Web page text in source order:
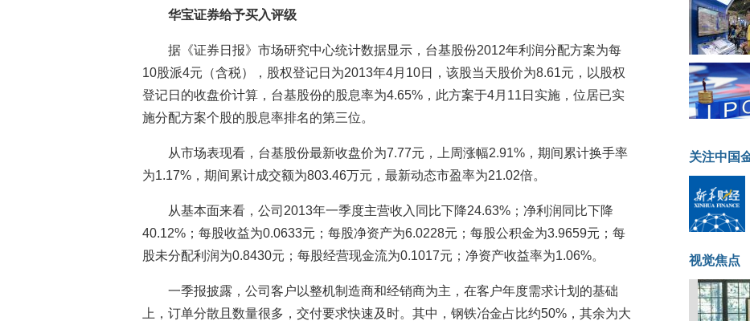
华宝证券给予买入评级
据《证券日报》市场研究中心统计数据显示，台基股份2012年利润分配方案为每
10股派4元（含税），股权登记日为2013年4月10日，该股当天股价为8.61元，以股权
登记日的收盘价计算，台基股份的股息率为4.65%，此方案于4月11日实施，位居已实
施分配方案个股的股息率排名的第三位。
从市场表现看，台基股份最新收盘价为7.77元，上周涨幅2.91%，期间累计换手率
为1.17%，期间累计成交额为803.46万元，最新动态市盈率为21.02倍。
从基本面来看，公司2013年一季度主营收入同比下降24.63%；净利润同比下降
40.12%；每股收益为0.0633元；每股净资产为6.0228元；每股公积金为3.9659元；每
股未分配利润为0.8430元；每股经营现金流为0.1017元；净资产收益率为1.06%。
一季报披露，公司客户以整机制造商和经销商为主，在客户年度需求计划的基础
上，订单分散且数量很多，交付要求快速及时。其中，钢铁冶金占比约50%，其余为大
关注中国
视觉焦点